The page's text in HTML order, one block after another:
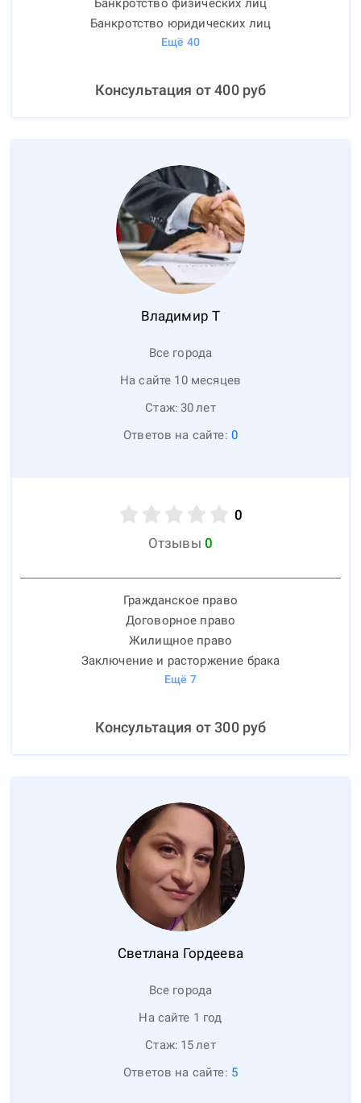
Банкротство физических лиц
Банкротство юридических лиц
Ещё 40
Консультация от400руб
Владимир Т
Все города
На сайте 10 месяцев
Стаж: 30лет
Ответов на сайте: 0
0
Отзывы 0
Гражданское право
Договорное право
Жилищное право
Заключение и расторжение брака
Ещё 7
Консультация от300руб
Светлана Гордеева
Все города
На сайте 1 год
Стаж: 15лет
Ответов на сайте: 5